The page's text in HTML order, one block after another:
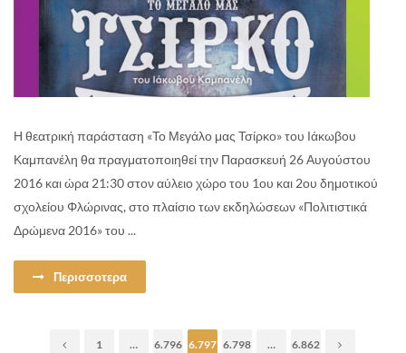
Η θεατρική παράσταση «Το Μεγάλο μας Τσίρκο» του Ιάκωβου
Καμπανέλη θα πραγματοποιηθεί την Παρασκευή 26 Αυγούστου
2016 και ώρα 21:30 στον αύλειο χώρο του 1ου και 2ου δημοτικού
σχολείου Φλώρινας, στο πλαίσιο των εκδηλώσεων «Πολιτιστικά
Δρώμενα 2016» του ...
Περισσοτερα
1 … 6.796 6.797 6.798 … 6.862